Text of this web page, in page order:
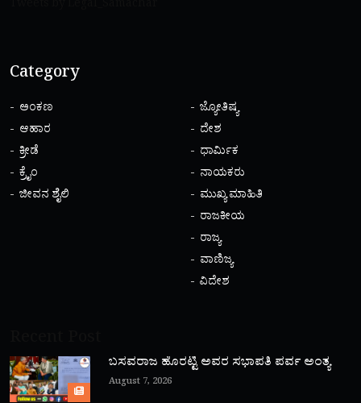
Category
ಅಂಕಣ
ಆಹಾರ
ಕ್ರೀಡೆ
ಕ್ರೈಂ
ಜೀವನ ಶೈಲಿ
ಜ್ಯೋತಿಷ್ಯ
ದೇಶ
ಧಾರ್ಮಿಕ
ನಾಯಕರು
ಮುಖ್ಯ ಮಾಹಿತಿ
ರಾಜಕೀಯ
ರಾಜ್ಯ
ವಾಣಿಜ್ಯ
ವಿದೇಶ
ಬಸವರಾಜ ಹೊರಟ್ಟಿ ಅವರ ಸಭಾಪತಿ ಪರ್ವ ಅಂತ್ಯ
August 7, 2026